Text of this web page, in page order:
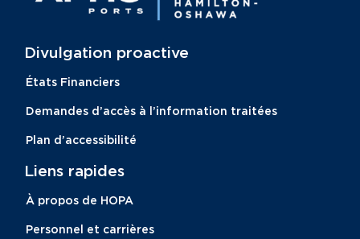
Divulgation proactive​
États Financiers
Demandes d’accès à l’information traitées
Plan d’accessibilité
Liens rapides
À propos de HOPA
Personnel et carrières